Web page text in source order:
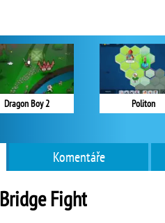
Dragon Boy 2 Politon
Komentáře
Bridge Fight